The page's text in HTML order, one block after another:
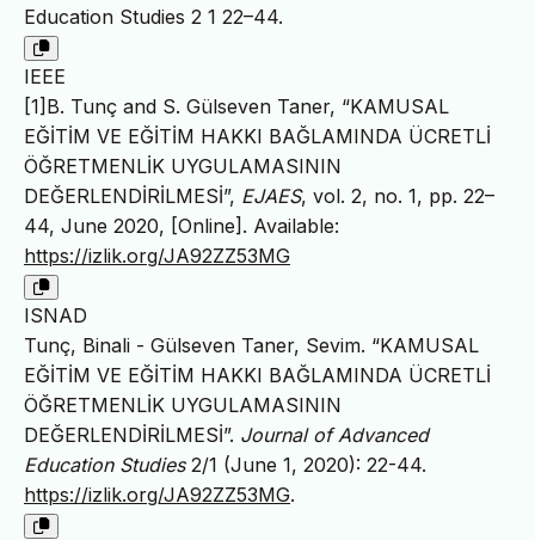
Education Studies 2 1 22–44.
IEEE
[1]B. Tunç and S. Gülseven Taner, “KAMUSAL
EĞİTİM VE EĞİTİM HAKKI BAĞLAMINDA ÜCRETLİ
ÖĞRETMENLİK UYGULAMASININ
DEĞERLENDİRİLMESİ”, EJAES, vol. 2, no. 1, pp. 22–
44, June 2020, [Online]. Available:
https://izlik.org/JA92ZZ53MG
ISNAD
Tunç, Binali - Gülseven Taner, Sevim. “KAMUSAL
EĞİTİM VE EĞİTİM HAKKI BAĞLAMINDA ÜCRETLİ
ÖĞRETMENLİK UYGULAMASININ
DEĞERLENDİRİLMESİ”. Journal of Advanced
Education Studies2/1 (June 1, 2020): 22-44.
https://izlik.org/JA92ZZ53MG.